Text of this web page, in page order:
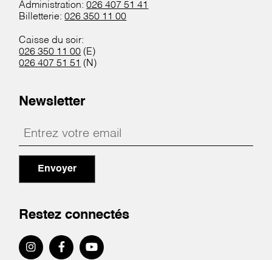
Administration:026 407 51 41
Billetterie:026 350 11 00
Caisse du soir:
026 350 11 00 (E)
026 407 51 51 (N)
Newsletter
Envoyer
Restez connectés